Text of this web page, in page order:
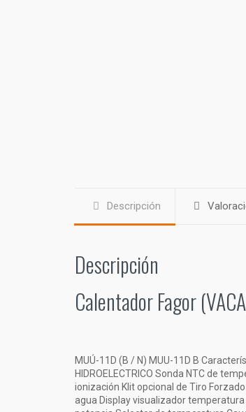
Descripción
Descripción
Calentador Fagor
MUÚ-11D (B / N) MUU-11D B
HIDROELECTRICO Sonda NTC de
ionización KIit opcional de Tiro
agua Display visualizador